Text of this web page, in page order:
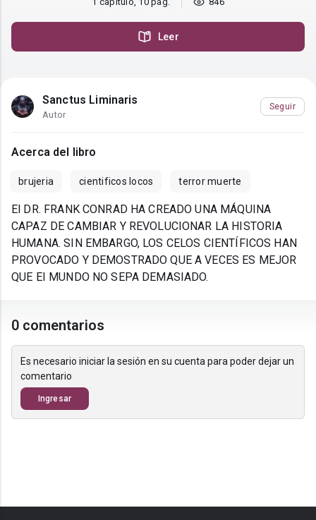
Leer
Sanctus Liminaris
Autor
Seguir
Acerca del libro
brujeria cientificos locos terror muerte
El DR. FRANK CONRAD HA CREADO UNA MÁQUINA
CAPAZ DE CAMBIAR Y REVOLUCIONAR LA HISTORIA
HUMANA. SIN EMBARGO, LOS CELOS CIENTÍFICOS HAN
PROVOCADO Y DEMOSTRADO QUE A VECES ES MEJOR
QUE EI MUNDO NO SEPA DEMASIADO.
0 comentarios
Es necesario iniciar la sesión en su cuenta para poder dejar un
comentario
Ingresar